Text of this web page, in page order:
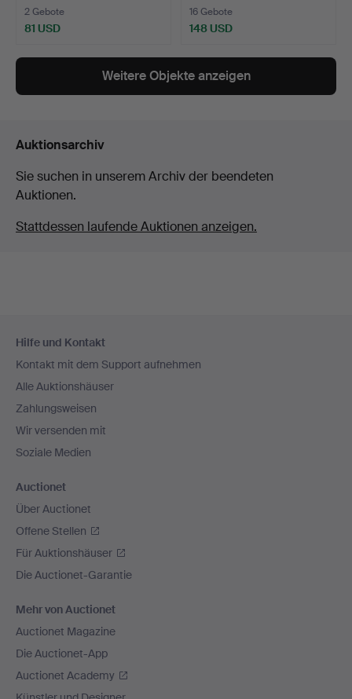
2 Gebote
81 USD
16 Gebote
148 USD
Weitere Objekte anzeigen
Auktionsarchiv
Sie suchen in unserem Archiv der beendeten
Auktionen.
Stattdessen laufende Auktionen anzeigen.
Navigation
Hilfe und Kontakt
Kontakt mit dem Support aufnehmen
Alle Auktionshäuser
Zahlungsweisen
Wir versenden mit
Soziale Medien
Auctionet
Über Auctionet
Offene Stellen
Für Auktionshäuser
Die Auctionet-Garantie
Mehr von Auctionet
Auctionet Magazine
Die Auctionet-App
Auctionet Academy